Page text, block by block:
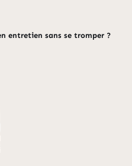
entretien sans se tromper ?